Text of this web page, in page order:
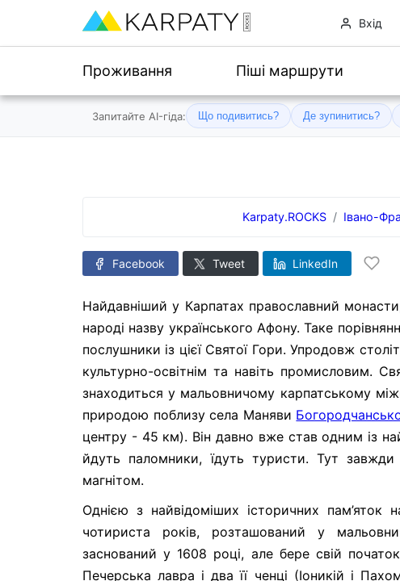
Вхід
Проживання Піші маршрути
Запитайте AI-гіда: Що подивитись? Де зупинитись?
Karpaty.ROCKS Івано-
Facebook Tweet LinkedIn
Найдавніший у Карпатах православний
народі назву українського Афону. Таке
послушники із цієї Святої Гори. Упродовж
культурно-освітнім та навіть промисловим.
знаходиться у мальовничому карпатському
природою поблизу села Маняви
центру - 45 км). Він давно вже став одним із
йдуть паломники, їдуть туристи. Тут
магнітом.
Однією з найвідоміших історичних
чотириста років, розташований у
заснований у 1608 році, але бере свій
Печерська лавра і два її ченці (Іоникій і